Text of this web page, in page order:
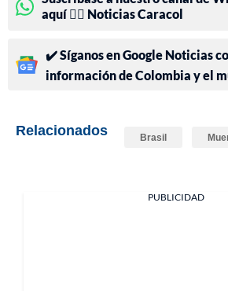
aquí 👉🏻 Noticias Caracol
✔️ Síganos en Google Noticias
información de Colombia y el
Relacionados Brasil
PUBLICIDAD